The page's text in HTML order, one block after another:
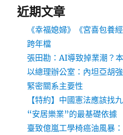
近期文章
《幸福媳婦》《宮喜包養
跨年檔
張田勘：AI導致掉業潮？
以總理辦公室：內坦亞胡
緊密關系主要性
【特約】中國憲法應該找
“安居樂業”的最基礎依據
臺致億嵐工學椅癌油風暴